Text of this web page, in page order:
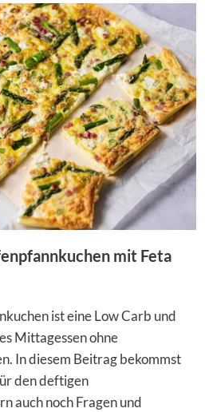
mit Feta
ist eine Low Carb und
Mittagessen ohne
In diesem Beitrag bekommst
den deftigen
auch noch Fragen und